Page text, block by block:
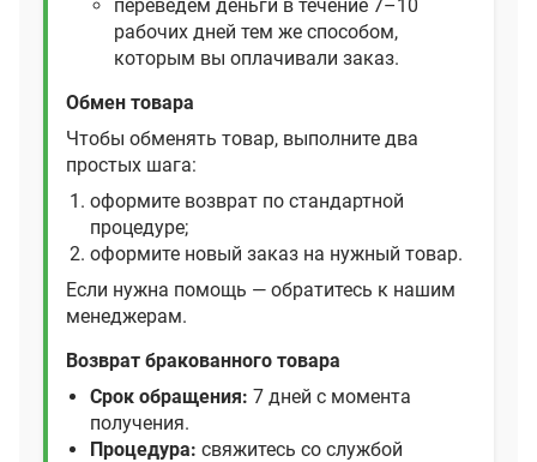
переведём деньги в течение 7–10
рабочих дней тем же способом,
которым вы оплачивали заказ.
Обмен товара
Чтобы обменять товар, выполните два
простых шага:
оформите возврат по стандартной
процедуре;
оформите новый заказ на нужный товар.
Если нужна помощь — обратитесь к нашим
менеджерам.
Возврат бракованного товара
Срок обращения: 7 дней с момента
получения.
Процедура: свяжитесь со службой